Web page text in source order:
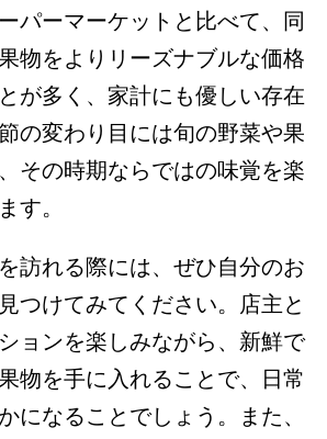
パーマーケットと比べて、同
物をよりリーズナブルな価格
が多く、家計にも優しい存在
の変わり目には旬の野菜や果
その時期ならではの味覚を楽
す。
訪れる際には、ぜひ自分のお
つけてみてください。店主と
ョンを楽しみながら、新鮮で
物を手に入れることで、日常
になることでしょう。また、